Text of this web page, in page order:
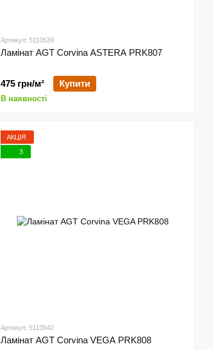
Артикул: 5110539
Ламінат AGT Corvina ASTERA PRK807
475 грн/м² Купити
В наявності
АКЦІЯ
3
Артикул: 5110542
Ламінат AGT Corvina VEGA PRK808